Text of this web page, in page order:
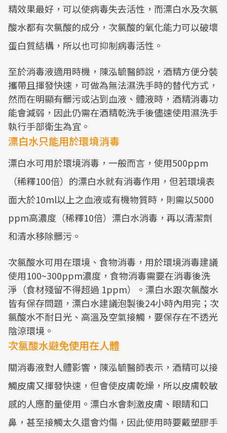
精效果最好，可以使病毒失去活性，而漂白水及次氯
酸水都有次氯酸的成分，次氯酸的氧化能力可以破壞
蛋白質結構，所以也可抑制病毒活性。
至於消毒液適用時機，陳泓毓醫師說，酒精方便分裝
攜帶且揮發快速，可做為無法濕洗手時的替代方式，
然而在明顯有髒污或沾到血液、體液時，酒精消毒功
能會減弱，因此仍需在酒精乾洗手後儘速使用濕洗手
執行手部衛生為宜。
漂白水只能用於環境消毒
漂白水可用於環境消毒，一般而言，使用500ppm
（稀釋100倍）的漂白水就有消毒作用，但若環境表
面大於10ml以上之血液或有機物質時，則需以5000
ppm高濃度（稀釋10倍）漂白水消毒，再以清潔劑
和清水移除髒污。
次氯酸水可用在環境、食物消毒，用於環境消毒建議
使用100~300ppm濃度，食物消毒需要在消毒後洗
淨（食材殘留不得超過 1ppm）。漂白水跟次氯酸水
皆有保存問題，漂白水建議泡製後24小時內用完；次
氯酸水不耐日光、高溫及空氣接觸，要保存在不透光
陰涼環境。
次氯酸水避免使用在人體
關消毒液對人體影響，陳泓毓醫師表示，酒精可以接
觸皮膚又揮發快速，但會使皮膚乾燥，所以皮膚較敏
感的人應酌量使用。漂白水會刺激皮膚、眼睛和口
鼻，甚至接觸太久還會灼傷，因此使用時要戴塑膠手